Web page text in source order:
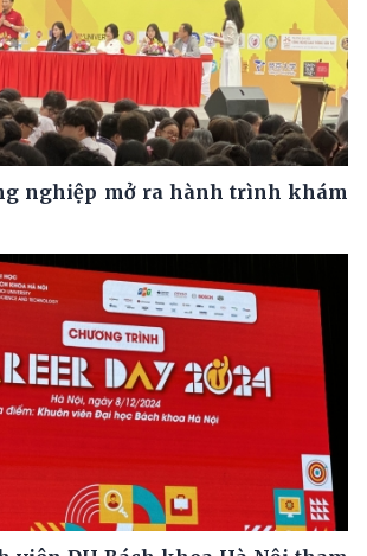
nghiệp mở ra hành trình khám